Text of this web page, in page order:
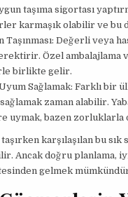
taşıma sigortası
karmaşık olabilir ve bu
Taşınması: Değerli veya
Özel ambalajlama
birlikte gelir.
Sağlamak: Farklı bir
zaman alabilir.
uymak, bazen zorluklarla
taşırken karşılaşılan bu
Ancak doğru planlama,
gelmek